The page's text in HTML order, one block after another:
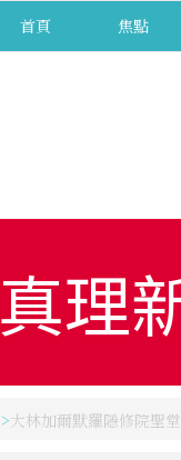
首頁 焦點
真理
大林加爾默羅隱修院聖